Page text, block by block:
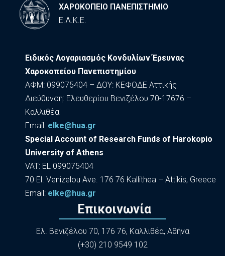
ΧΑΡΟΚΟΠΕΙΟ ΠΑΝΕΠΙΣΤΗΜΙΟ
Ε.Λ.Κ.Ε.
Ειδικός Λογαριασμός Κονδυλίων Έρευνας
Χαροκοπείου Πανεπιστημίου
ΑΦΜ: 099075404 – ΔΟΥ: ΚΕΦΟΔΕ Αττικής
Διεύθυνση: Ελευθερίου Βενιζέλου 70-17676 –
Καλλιθέα
Εmail: elke@hua.gr
Special Account of Research Funds of Harokopio
University of Athens
VAT: EL 099075404
70 El. Venizelou Ave. 176 76 Kallithea – Attikis, Greece
Εmail: elke@hua.gr
Επικοινωνία
Ελ. Βενιζέλου 70, 176 76, Καλλιθέα, Αθήνα
(+30) 210 9549 102